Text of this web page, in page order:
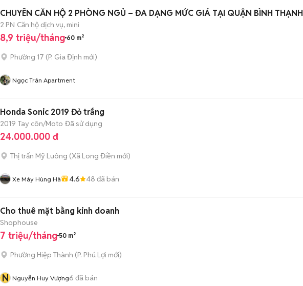
CHUYÊN CĂN HỘ 2 PHÒNG NGỦ – ĐA DẠNG MỨC GIÁ TẠI QUẬN BÌNH THẠNH
2 PN Căn hộ dịch vụ, mini
8,9 triệu/tháng 60 m²
Phường 17 (P. Gia Định mới)
Ngọc Trân Apartment
Honda Sonic 2019 Đỏ trắng
2019 Tay côn/Moto Đã sử dụng
24.000.000 đ
Thị trấn Mỹ Luông (Xã Long Điền mới)
Xe Máy Hùng Hà 4.6 48 đã bán
Cho thuê mặt bằng kinh doanh
Shophouse
7 triệu/tháng 50 m²
Phường Hiệp Thành (P. Phú Lợi mới)
N Nguyễn Huy Vượng6 đã bán